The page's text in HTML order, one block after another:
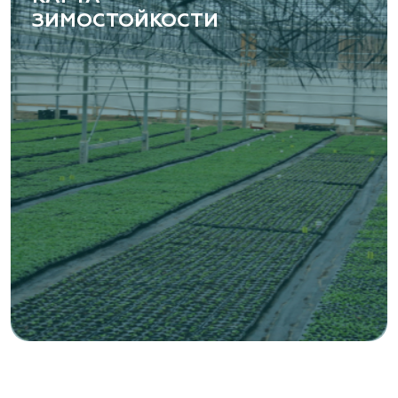
«ВЕНЕВ» питомник растений
Тульская область, Венёвский р-н, село
Борщевое, улица Лесная, д. 13
8 963 224 87 99
https://www.venev1.ru/
«ВЕНЕВ» питомник растений
Тульская область, Венёвский р-н, село
Борщевое, улица Лесная, д. 13
8 963 224 87 99
https://www.venev1.ru/
ЗИМОСТОЙКОСТИ